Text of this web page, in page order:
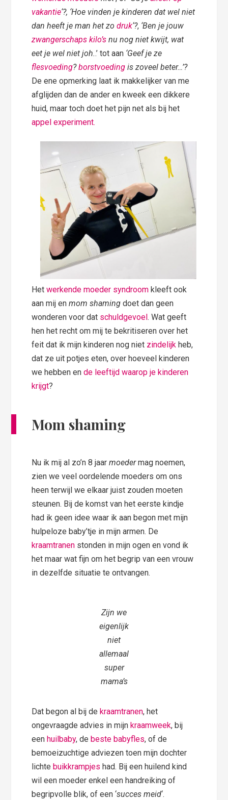
vakantie‘?, ‘Hoe vinden je kinderen dat wel niet
dan heeft je man het zodruk‘?, ‘Ben je jouw
zwangerschaps kilo’s nu nog niet kwijt, wat
eet je wel niet joh..’ tot aan ‘Geef je ze
flesvoeding?borstvoedingis zoveel beter…’?
De ene opmerking laat ik makkelijker van me
afglijden dan de ander en kweek een dikkere
huid, maar toch doet het pijn net als bij het
appel experiment.
Hetwerkende moeder syndroom kleeft ook
aan mij enmom shaming doet dan geen
wonderen voor dat schuldgevoel. Wat geeft
hen het recht om mij te bekritiseren over het
feit dat ik mijn kinderen nog niet zindelijk heb,
dat ze uit potjes eten, over hoeveel kinderen
we hebben ende leeftijd waarop je kinderen
krijgt?
Mom shaming
Nu ik mij al zo’n 8 jaarmoedermag noemen,
zien we veel oordelende moeders om ons
heen terwijl we elkaar juist zouden moeten
steunen. Bij de komst van het eerste kindje
had ik geen idee waar ik aan begon met mijn
hulpeloze baby’tje in mijn armen. De
kraamtranen stonden in mijn ogen en vond ik
het maar wat fijn om het begrip van een vrouw
in dezelfde situatie te ontvangen.
Zijn we
eigenlijk
niet
allemaal
super
mama’s
Dat begon al bij de kraamtranen, het
ongevraagde advies in mijn kraamweek, bij
een huilbaby, de beste babyfles, of de
bemoeizuchtige adviezen toen mijn dochter
lichte buikkrampjes had. Bij een huilend kind
wil een moeder enkel een handreiking of
begripvolle blik, of een ‘succes meid‘.